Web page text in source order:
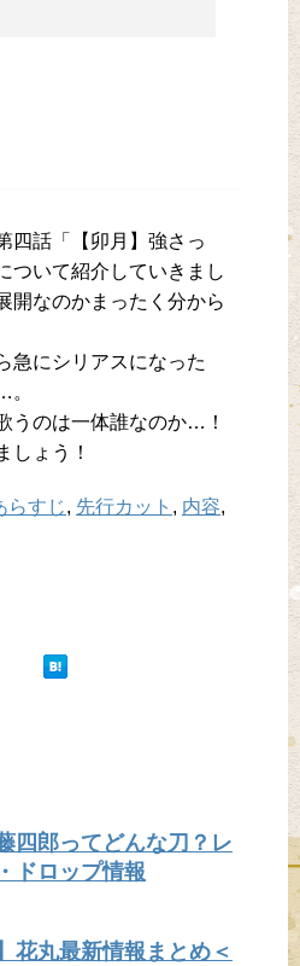
四話「【卯月】強さっ
ついて紹介していきまし
開なのかまったく分から
急にシリアスになった
。
うのは一体誰なのか…！
しょう！
らすじ, 先行カット , 内容,
四郎ってどんな刀？レ
ドロップ情報
花丸最新情報まとめ＜